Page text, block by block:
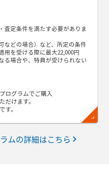
定条件を満たす必要がありま
などの場合）など、所定の条件
用を受ける際に最大22,000円
る場合や、特典が受けられない
ログラムでご購入
けます。
。
ムの詳細はこちら